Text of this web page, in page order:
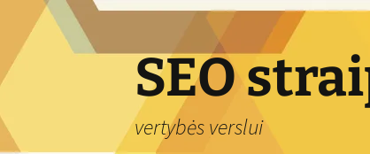
content
SEO
vertybės verslui